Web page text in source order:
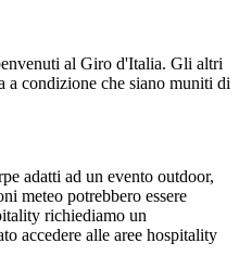
al Giro d'Italia. Gli altri
a condizione che siano muniti di
adatti ad un evento outdoor,
meteo potrebbero essere
richiediamo un
accedere alle aree hospitality